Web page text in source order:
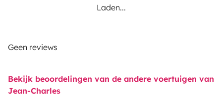
Laden...
Geen reviews
Bekijk beoordelingen van de andere voertuigen van
Jean-Charles